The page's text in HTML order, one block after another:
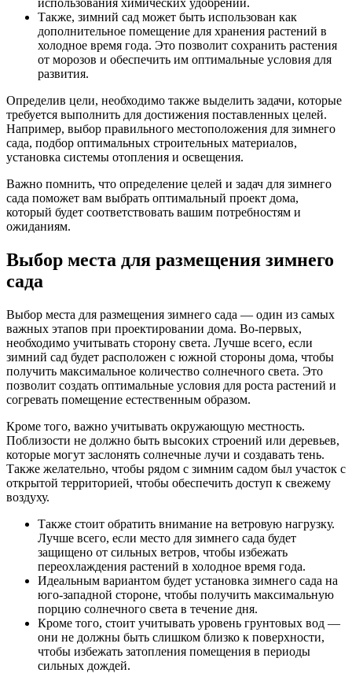
Также, зимний сад может быть использован как
дополнительное помещение для хранения растений в
холодное время года. Это позволит сохранить растения
от морозов и обеспечить им оптимальные условия для
развития.
Определив цели, необходимо также выделить задачи, которые
требуется выполнить для достижения поставленных целей.
Например, выбор правильного местоположения для зимнего
сада, подбор оптимальных строительных материалов,
установка системы отопления и освещения.
Важно помнить, что определение целей и задач для зимнего
сада поможет вам выбрать оптимальный проект дома,
который будет соответствовать вашим потребностям и
ожиданиям.
Выбор места для размещения зимнего
сада
Выбор места для размещения зимнего сада — один из самых
важных этапов при проектировании дома. Во-первых,
необходимо учитывать сторону света. Лучше всего, если
зимний сад будет расположен с южной стороны дома, чтобы
получить максимальное количество солнечного света. Это
позволит создать оптимальные условия для роста растений и
согревать помещение естественным образом.
Кроме того, важно учитывать окружающую местность.
Поблизости не должно быть высоких строений или деревьев,
которые могут заслонять солнечные лучи и создавать тень.
Также желательно, чтобы рядом с зимним садом был участок с
открытой территорией, чтобы обеспечить доступ к свежему
воздуху.
Также стоит обратить внимание на ветровую нагрузку.
Лучше всего, если место для зимнего сада будет
защищено от сильных ветров, чтобы избежать
переохлаждения растений в холодное время года.
Идеальным вариантом будет установка зимнего сада на
юго-западной стороне, чтобы получить максимальную
порцию солнечного света в течение дня.
Кроме того, стоит учитывать уровень грунтовых вод —
они не должны быть слишком близко к поверхности,
чтобы избежать затопления помещения в периоды
сильных дождей.